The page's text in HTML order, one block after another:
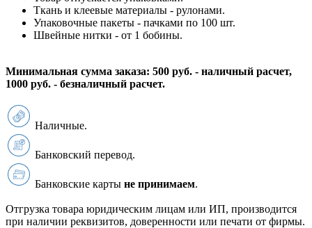
Ткань и клеевые материалы - рулонами.
Упаковочные пакеты - пачками по 100 шт.
Швейные нитки - от 1 бобины.
Минимальная сумма заказа: 500 руб. - наличный расчет,
1000 руб. - безналичный расчет.
Наличные.
Банковский перевод.
Банковские карты не принимаем.
Отгрузка товара юридическим лицам или ИП, производится
при наличии реквизитов, доверенности или печати от фирмы.